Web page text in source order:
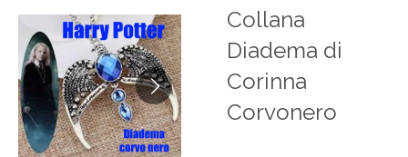
Collana
Diadema di
Corinna
Corvonero